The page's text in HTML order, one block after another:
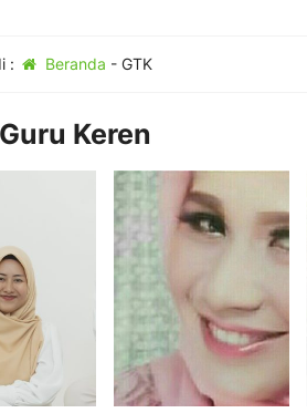
: Beranda - GTK
Keren